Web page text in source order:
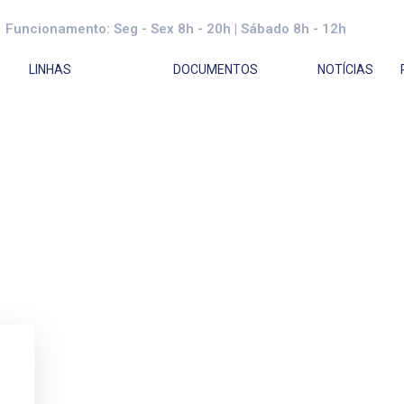
Funcionamento: Seg - Sex 8h - 20h | Sábado 8h - 12h
LINHAS DOCUMENTOS NOTÍCIAS